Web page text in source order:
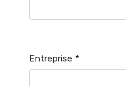
Entreprise *